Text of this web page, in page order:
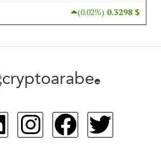
$ 0.3298
(0.02%)